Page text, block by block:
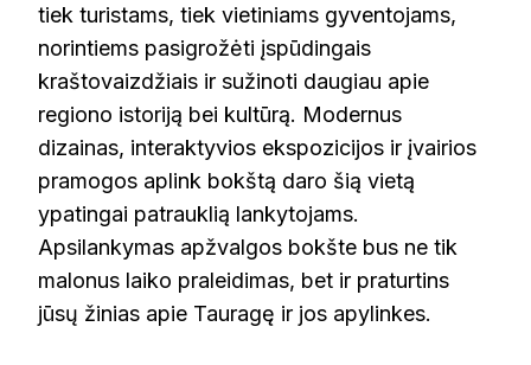
tiek turistams, tiek vietiniams gyventojams,
norintiems pasigrožėti įspūdingais
kraštovaizdžiais ir sužinoti daugiau apie
regiono istoriją bei kultūrą. Modernus
dizainas, interaktyvios ekspozicijos ir įvairios
pramogos aplink bokštą daro šią vietą
ypatingai patrauklią lankytojams.
Apsilankymas apžvalgos bokšte bus ne tik
malonus laiko praleidimas, bet ir praturtins
jūsų žinias apie Tauragę ir jos apylinkes.